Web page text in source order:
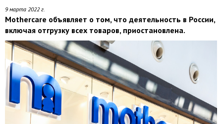
9 марта 2022 г.
Mothercare объявляет о том, что деятельность в России,
включая отгрузку всех товаров, приостановлена.